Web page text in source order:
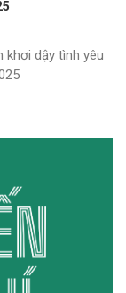
khơi dậy tình yêu